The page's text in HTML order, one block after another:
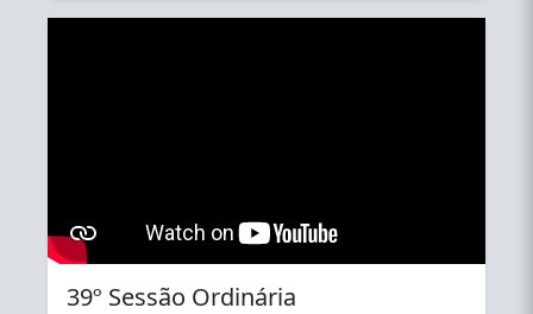
39º Sessão Ordinária